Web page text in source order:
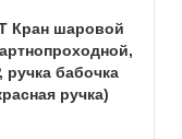
ручка бабочка
ручка)